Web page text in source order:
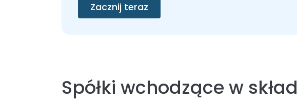
Zacznij teraz
Spółki wchodzące w skład